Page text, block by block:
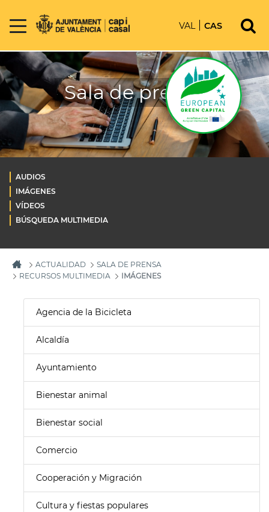
VAL CAS
Sala de prensa
AUDIOS
IMÁGENES
VÍDEOS
BÚSQUEDA MULTIMEDIA
ACTUALIDAD
SALA DE PRENSA
RECURSOS MULTIMEDIA
IMÁGENES
Agencia de la Bicicleta
Alcaldía
Ayuntamiento
Bienestar animal
Bienestar social
Comercio
Cooperación y Migración
Cultura y fiestas populares